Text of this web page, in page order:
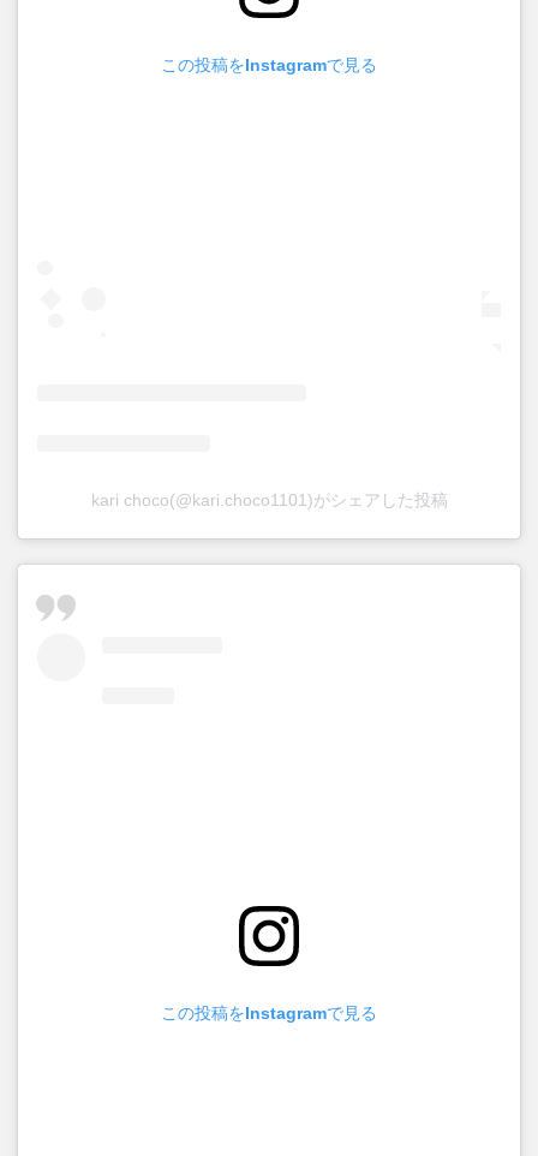
この投稿をInstagramで見る
kari choco(@kari.choco1101)がシェアした投稿
この投稿をInstagramで見る